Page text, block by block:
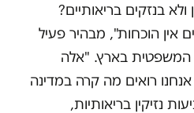
בנזקים בריאותיים?
אין הוכחות", מבהיר פעיל
בארץ. "אלה
רואים מה קרה במדינה
נזיקין בריאותיות,